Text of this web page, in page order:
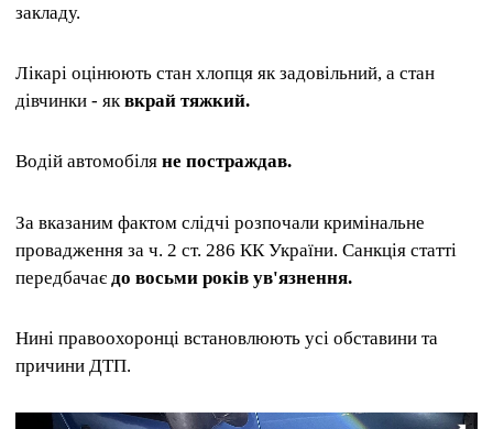
закладу.
Лікарі оцінюють стан хлопця як задовільний, а стан
дівчинки - яквкрай тяжкий.
Водій автомобіля не постраждав.
За вказаним фактом слідчі розпочали кримінальне
провадження за ч. 2 ст. 286 КК України. Санкція статті
передбачає до восьми років ув'язнення.
Нині правоохоронці встановлюють усі обставини та
причини ДТП.